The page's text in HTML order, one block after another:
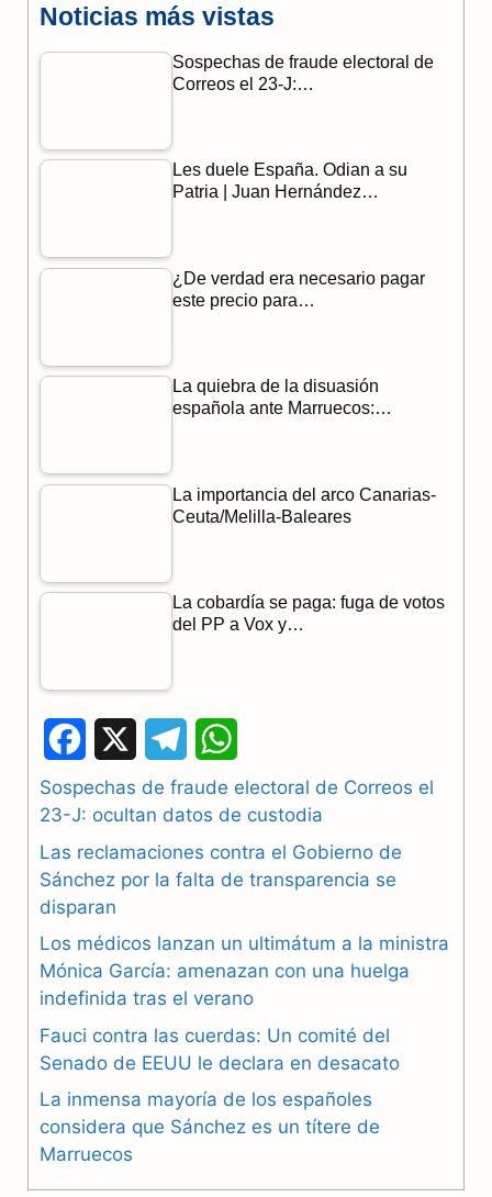
c
o
l
e
a
a
t
p
Noticias más vistas
Sospechas de fraude electoral de
Correos el 23-J:…
Les duele España. Odian a su
Patria | Juan Hernández…
¿De verdad era necesario pagar
este precio para…
La quiebra de la disuasión
española ante Marruecos:…
La importancia del arco Canarias-
Ceuta/Melilla-Baleares
La cobardía se paga: fuga de votos
del PP a Vox y…
a
c
e
b
o
o
k
e
l
e
r
a
m
h
a
t
A
p
p
Sospechas de fraude electoral de Correos el
23-J: ocultan datos de custodia
Las reclamaciones contra el Gobierno de
Sánchez por la falta de transparencia se
disparan
Los médicos lanzan un ultimátum a la ministra
Mónica García: amenazan con una huelga
indefinida tras el verano
Fauci contra las cuerdas: Un comité del
Senado de EEUU le declara en desacato
La inmensa mayoría de los españoles
considera que Sánchez es un títere de
Marruecos